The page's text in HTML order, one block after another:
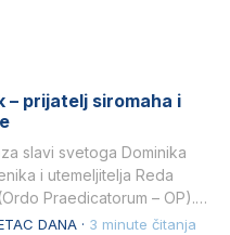
– prijatelj siromaha i
slavi svetoga Dominika
i utemeljitelja Reda
Praedicatorum – OP).
ljubavlju prema
DANA · 3 minute čitanja